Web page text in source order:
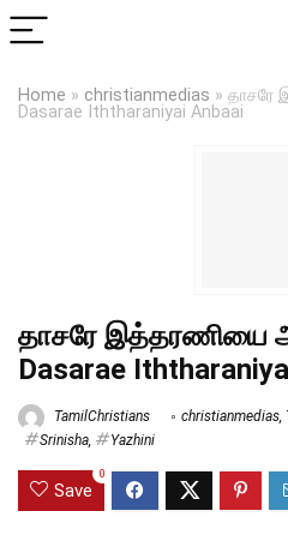
Home » christianmedias » தாசரே
Dasarae Iththaraniyai Anbaai
தாசரே இத்தரணியை
Dasarae
TamilChristians christianmedias,
Srinisha, Yazhini
Save
0